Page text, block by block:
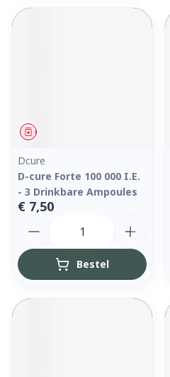
Geneesmiddel
Dcure
D-cure Forte 100 000 I.E.
- 3 Drinkbare Ampoules
€ 7,50
Bestel